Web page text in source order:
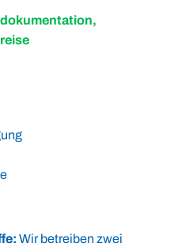
: Wir betreiben zwei